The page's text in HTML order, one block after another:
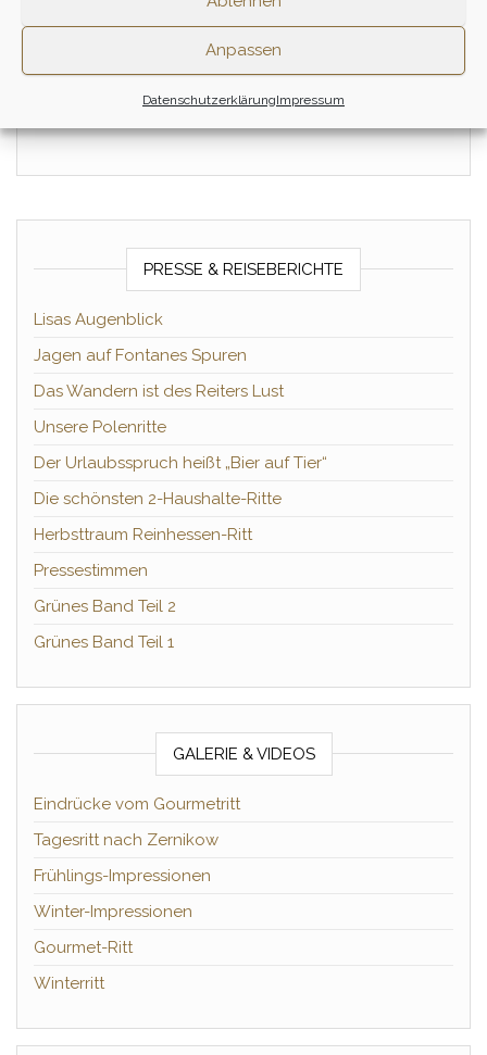
Anpassen
DatenschutzerklärungImpressum
PRESSE & REISEBERICHTE
Lisas Augenblick
Jagen auf Fontanes Spuren
Das Wandern ist des Reiters Lust
Unsere Polenritte
Der Urlaubsspruch heißt „Bier auf Tier“
Die schönsten 2-Haushalte-Ritte
Herbsttraum Reinhessen-Ritt
Pressestimmen
Grünes Band Teil 2
Grünes Band Teil 1
GALERIE & VIDEOS
Eindrücke vom Gourmetritt
Tagesritt nach Zernikow
Frühlings-Impressionen
Winter-Impressionen
Gourmet-Ritt
Winterritt